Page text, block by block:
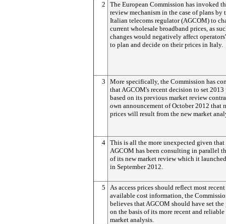
2
The European Commission has invoked
review mechanism in the case of plans by
Italian telecoms regulator (AGCOM) to
current wholesale broadband prices, as
changes would negatively affect
to plan and decide on their prices in Italy.
3
More specifically, the Commission has
that AGCOM's recent decision to set 2013
based on its previous market review
own announcement of October 2012 that
prices will result from the new market
4 This is all the more unexpected given that
AGCOM has been consulting in parallel
of its new market review which it
in September 2012.
5
As access prices should reflect most recent
available cost information, the
believes that AGCOM should have set the
on the basis of its more recent and
market analysis.